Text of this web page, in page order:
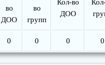
во
ДОО
во
групп
Кол-во
ДОО
0 0 0 0